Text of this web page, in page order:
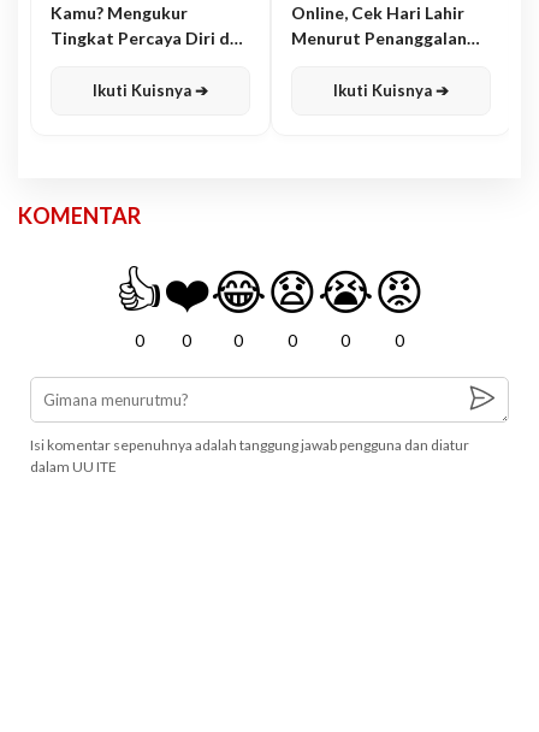
Kamu? Mengukur
Tingkat Percaya Diri dan
Ikuti Kuisnya ➔
Online, Cek Hari Lahir
Menurut Penanggalan
Ikuti Kuisnya ➔
KOMENTAR
👍
0
❤️
0
😂
0
😧
0
😭
0
😡
0
Isi komentar sepenuhnya adalah tanggung jawab pengguna dan diatur
dalam UU ITE